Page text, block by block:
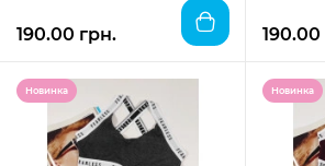
190.00 грн. 190.00
Новинка Новинка